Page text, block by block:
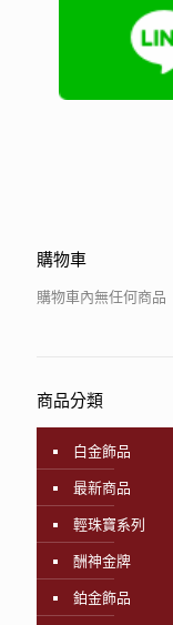
購物車
購物車內無任何商品
商品分類
白金飾品
最新商品
輕珠寶系列
酬神金牌
鉑金飾品